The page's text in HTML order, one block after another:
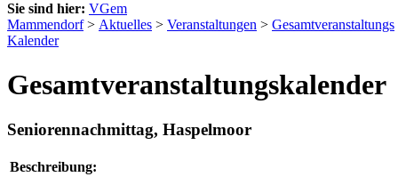
Sie sind hier: VGem
Mammendorf> Aktuelles > Veranstaltungen > Gesamtveranstaltungs
Kalender
Gesamtveranstaltungskalender
Seniorennachmittag, Haspelmoor
Beschreibung: